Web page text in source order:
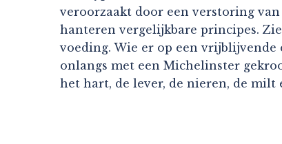
veroorzaakt door een verstoring
hanteren vergelijkbare principes.
voeding. Wie er op een
onlangs met een Michelinster
het hart, de lever, de nieren, de milt